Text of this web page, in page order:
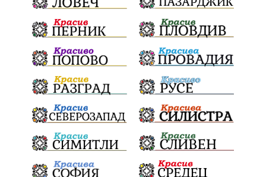
„Христо Смирненски“ напояване „Евровизия“
24 май РДПБЗН спасителна акция
Проверка ВиК Плевен
Коледно градче заместник-кмет "Лукойл"